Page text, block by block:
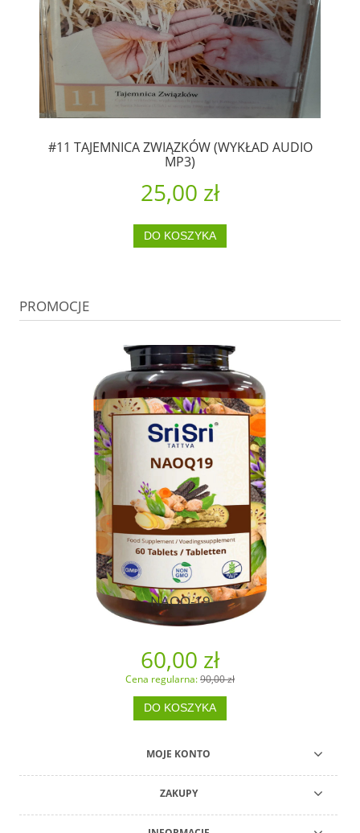
#11 TAJEMNICA ZWIĄZKÓW (WYKŁAD AUDIO
MP3)
25,00 zł
DO KOSZYKA
PROMOCJE
NAOQ-19
60,00 zł
Cena regularna:90,00 zł
DO KOSZYKA
MOJE KONTO
ZAKUPY